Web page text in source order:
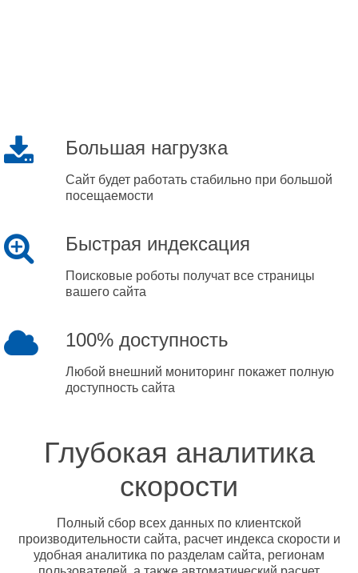
Большая нагрузка
Сайт будет работать стабильно при большой
посещаемости
Быстрая индексация
Поисковые роботы получат все страницы
вашего сайта
100% доступность
Любой внешний мониторинг покажет полную
доступность сайта
Глубокая аналитика
скорости
Полный сбор всех данных по клиентской
производительности сайта, расчет индекса скорости и
удобная аналитика по разделам сайта, регионам